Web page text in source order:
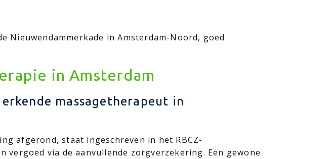
in Amsterdam-Noord, goed
in Amsterdam
massagetherapeut in
afgerond, staat ingeschreven in het RBCZ-
via de aanvullende zorgverzekering. Een gewone